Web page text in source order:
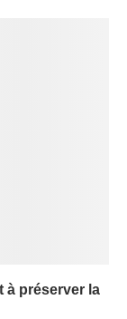
à préserver la